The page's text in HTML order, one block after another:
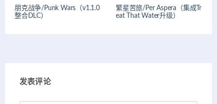
朋克战争/Punk Wars（v1.1.0
整合DLC）
繁星苦旅/Per Aspera（集成Tr
eat That Water升级）
发表评论